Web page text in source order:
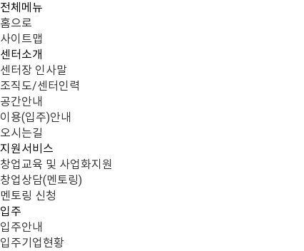
체
메
뉴
전체메뉴
홈으로
사이트맵
센터소개
센터장 인사말
조직도/센터인력
공간안내
이용(입주)안내
오시는길
지원서비스
창업교육 및 사업화지원
창업상담(멘토링)
멘토링 신청
입주
입주안내
입주기업현황